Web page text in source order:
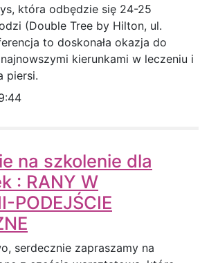
która odbędzie się 24-25
(Double Tree by Hilton, ul.
to doskonała okazja do
kierunkami w leczeniu i
piersi.
na szkolenie dla
: RANY W
PODEJŚCIE
serdecznie zapraszamy na